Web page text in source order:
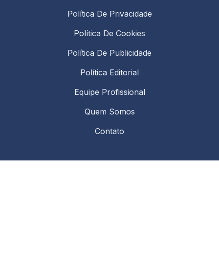
Política De Privacidade
Política De Cookies
Política De Publicidade
Política Editorial
Equipe Profissional
Quem Somos
Contato